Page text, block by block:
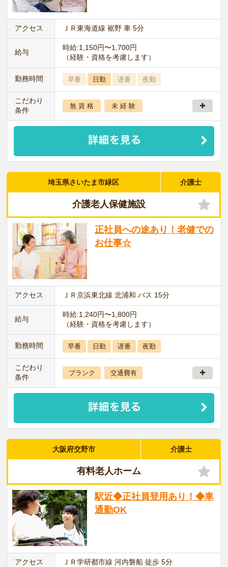
アクセス ＪＲ東海道線 裾野 車 5分
給与
時給:1,150円〜1,700円
（経験・資格を考慮します）
勤務時間 早番 日勤 遅番 夜勤
こだわり
条件
無 資 格 未 経 験
埼玉県さいたま市緑区 介護士
介護老人保健施設
正社員への途あり！老健での
お仕事☆
アクセス ＪＲ京浜東北線 北浦和 バス 15分
給与
時給:1,240円〜1,800円
（経験・資格を考慮します）
勤務時間 早番 日勤 遅番 夜勤
こだわり
条件
ブランク 交通費有
大阪府交野市 介護士
有料老人ホーム
駅近◆正社員登用あり！◆車
通勤OK
アクセス ＪＲ学研都市線 河内磐船 徒歩 5分